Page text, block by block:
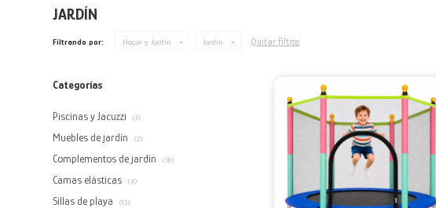
JARDÍN
Filtrando por: Hogar y Jardín Jardín Quitar filtros
Categorías
Piscinas y Jacuzzi (3)
Muebles de jardín (2)
Complementos de jardín (30)
Camas elásticas (4)
Sillas de playa (13)